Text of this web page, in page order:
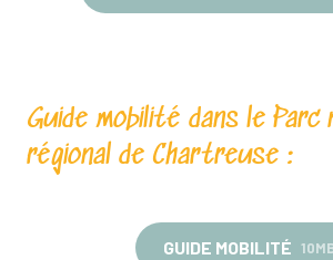
Guide mobilité dans le
régional de Chartreuse :
GUIDE MOBILITÉ